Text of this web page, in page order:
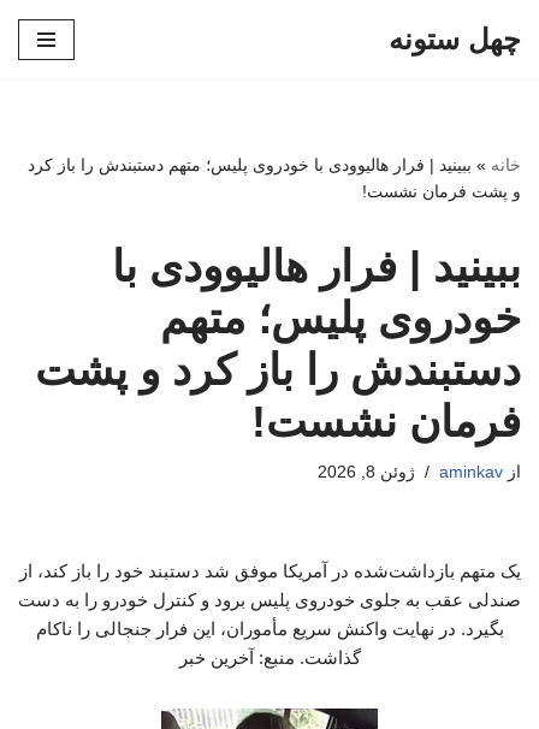
چهل ستونه
خانه » ببینید | فرار هالیوودی با خودروی پلیس؛ متهم دستبندش را باز کرد
و پشت فرمان نشست!
ببینید | فرار هالیوودی با
خودروی پلیس؛ متهم
دستبندش را باز کرد و پشت
فرمان نشست!
از aminkav ژوئن 8, 2026
یک متهم بازداشت‌شده در آمریکا موفق شد دستبند خود را باز کند، از
صندلی عقب به جلوی خودروی پلیس برود و کنترل خودرو را به دست
بگیرد. در نهایت واکنش سریع مأموران، این فرار جنجالی را ناکام
گذاشت. منبع: آخرین خبر